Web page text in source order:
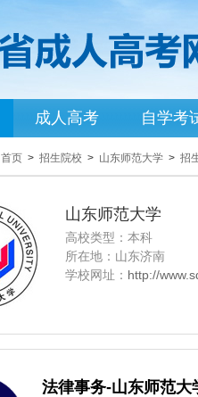
成人高考 自学考
首页 > 招生院校 > 山东师范大学 > 招
山东师范大学
高校类型：本科
所在地：山东济南
学校网址： http://
法律事务-山东师范大